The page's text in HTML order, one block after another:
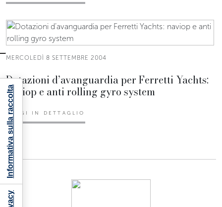
MERCOLEDÌ 8 SETTEMBRE 2004
Dotazioni d’avanguardia per Ferretti Yachts:
naviop e anti rolling gyro system
LEGGI IN DETTAGLIO
Informativa sulla raccolta